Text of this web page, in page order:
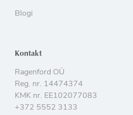
Blogi
Kontakt
Ragenford OÜ
Reg. nr. 14474374
KMK nr. EE102077083
+372 5552 3133